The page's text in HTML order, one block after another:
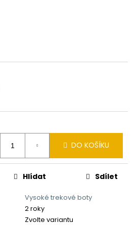
DO KOŠÍKU
Vysoké trekové boty
2 roky
Zvolte variantu
Hlídat Sdílet